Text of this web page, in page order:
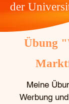
der
Meine
Werbung
Übung